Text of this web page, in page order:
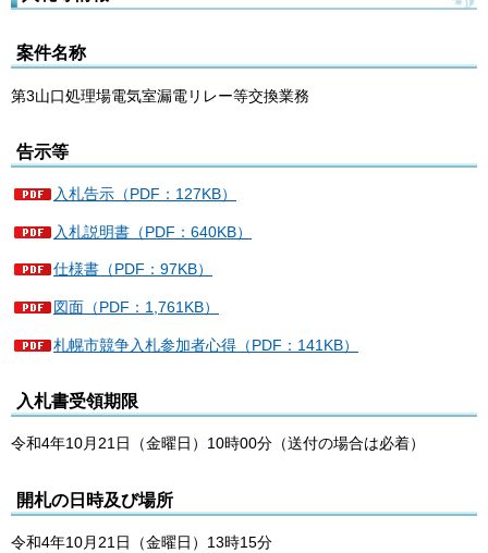
案件名称
第3山口処理場電気室漏電リレー等交換業務
告示等
入札告示（PDF：127KB）
入札説明書（PDF：640KB）
仕様書（PDF：97KB）
図面（PDF：1,761KB）
札幌市競争入札参加者心得（PDF：141KB）
入札書受領期限
令和4年10月21日（金曜日）10時00分（送付の場合は必着）
開札の日時及び場所
令和4年10月21日（金曜日）13時15分